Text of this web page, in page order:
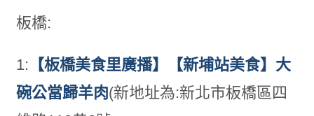
板橋:
1: 【板橋美食里廣播】【新埔站美食】大
碗公當歸羊肉(新地址為:新北市板橋區四